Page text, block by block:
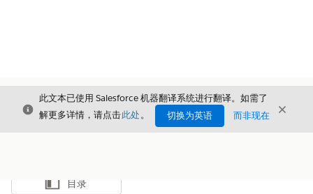
关闭
此文本已使用 Salesforce 机器翻译系统进行翻译。如需了
解更多详情，请点击此处。 切换为英语 而非现在 关闭
显示目录
目录